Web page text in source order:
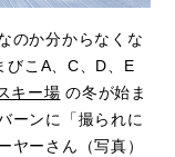
のか分からなくな
びこA、C、D、E
キー場 の冬が始ま
ーンに「撮られに
ヤーさん（写真）